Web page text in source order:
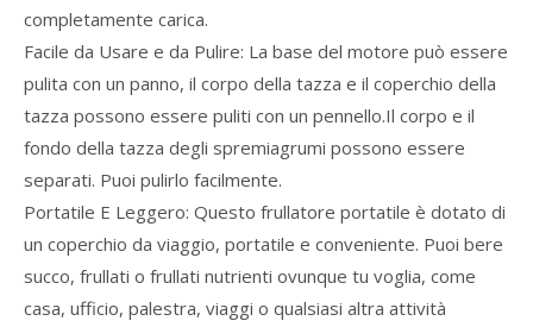
completamente carica.
Facile da Usare e da Pulire: La base del motore può essere
pulita con un panno, il corpo della tazza e il coperchio della
tazza possono essere puliti con un pennello.Il corpo e il
fondo della tazza degli spremiagrumi possono essere
separati. Puoi pulirlo facilmente.
Portatile E Leggero: Questo frullatore portatile è dotato di
un coperchio da viaggio, portatile e conveniente. Puoi bere
succo, frullati o frullati nutrienti ovunque tu voglia, come
casa, ufficio, palestra, viaggi o qualsiasi altra attività